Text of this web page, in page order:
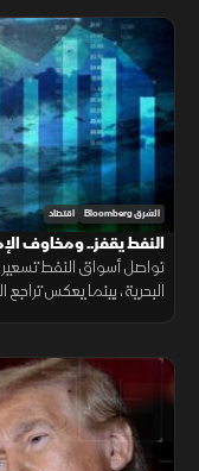
الشرق Bloomberg اقتصاد
النفط يقفز.. ومخاوف
تواصل أسواق النفط
البحرية، بينما يعكس